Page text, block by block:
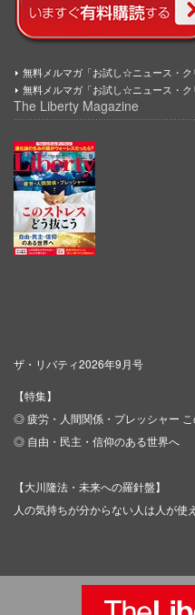
無料メルマガ「お試し☆ニュース・ク
無料メルマガ「お試し☆ニュース・ク
The Liberty Magazine
ザ・リバティ2026年9月号
【特集】
◎ 疲労・人間関係・プレッシャー こ
◎ 自由・民主・信仰のある世界へ
【大川隆法・未来への羅針盤】
人の気持ちが分からない人は人が使